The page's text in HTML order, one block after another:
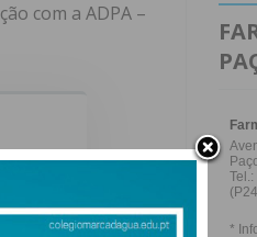
com a ADPA –